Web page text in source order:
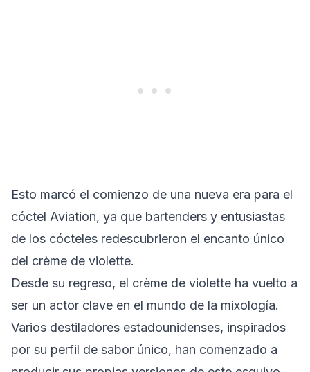
Esto marcó el comienzo de una nueva era para el
cóctel Aviation, ya que bartenders y entusiastas
de los cócteles redescubrieron el encanto único
del crème de violette.
Desde su regreso, el crème de violette ha vuelto a
ser un actor clave en el mundo de la mixología.
Varios destiladores estadounidenses, inspirados
por su perfil de sabor único, han comenzado a